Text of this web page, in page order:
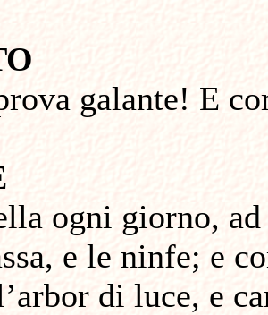
galante! E
ogni giorno, ad
e le ninfe; e
di luce, e